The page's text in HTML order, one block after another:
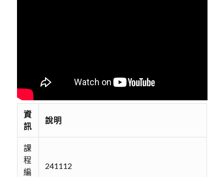
資
訊
說明
課
程
編
241112